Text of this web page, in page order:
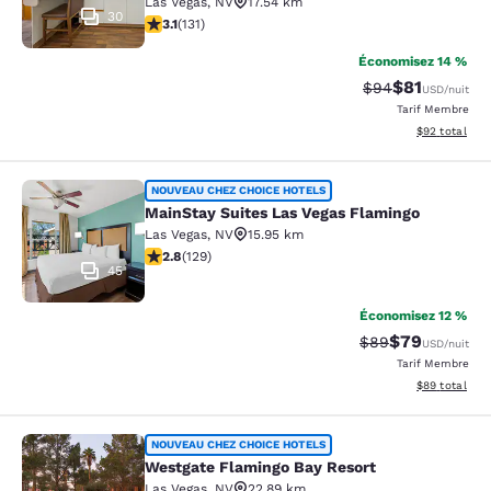
30
3.12 étoiles. Bien. 131 commentaires
3.1(131)
Économisez 14 %
Tarif barré :
$94Tarif réduit :
$81USD/nuit
Tarif Membre
Afficher les
$92 total
MainStay Suites Las Vegas Flamingo
45
NOUVEAU CHEZ CHOICE HOTELS
MainStay Suites Las Vegas Flamingo
Las Vegas, NV
15.95 km
2.75 étoiles. Moyen. 129 commentaires
2.8(129)
Économisez 12 %
Tarif barré :
$89Tarif réduit :
$79USD/nuit
Tarif Membre
Afficher les
$89 total
Westgate Flamingo Bay Resort
NOUVEAU CHEZ CHOICE HOTELS
Westgate Flamingo Bay Resort